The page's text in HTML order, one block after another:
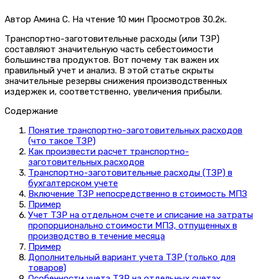
Автор Амина С. На чтение 10 мин Просмотров 30.2к.
Транспортно-заготовительные расходы (или ТЗР)
составляют значительную часть себестоимости
большинства продуктов. Вот почему так важен их
правильный учет и анализ. В этой статье скрыты
значительные резервы снижения производственных
издержек и, соответственно, увеличения прибыли.
Содержание
Понятие транспортно-заготовительных расходов
(что такое ТЗР)
Как произвести расчет транспортно-
заготовительных расходов
Транспортно-заготовительные расходы (ТЗР) в
бухгалтерском учете
Включение ТЗР непосредственно в стоимость МПЗ
Пример
Учет ТЗР на отдельном счете и списание на затраты
пропорционально стоимости МПЗ, отпущенных в
производство в течение месяца
Пример
Дополнительный вариант учета ТЗР (только для
товаров)